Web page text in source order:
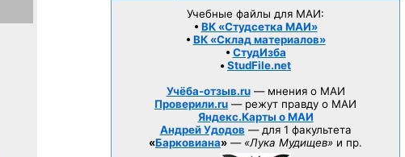
Учебные файлы для МАИ:
• ВК «Студсетка МАИ»
• ВК «Склад материалов»
• СтудИзба
• StudFile.net
Учёба-отзыв.ru— мнения о МАИ
Проверили.ru — режут правду о МАИ
Яндекс.Карты о МАИ
Андрей Удодов — для 1 факультета
«Барковиана» — «Лука Мудищев» и пр.